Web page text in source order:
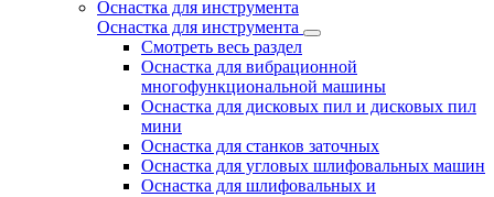
Оснастка для инструмента
Оснастка для инструмента
Смотреть весь раздел
Оснастка для вибрационной
многофункциональной машины
Оснастка для дисковых пил и дисковых пил
мини
Оснастка для станков заточных
Оснастка для угловых шлифовальных машин
Оснастка для шлифовальных и